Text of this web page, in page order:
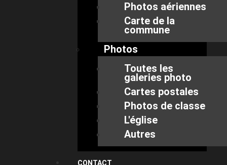
Photos aériennes
Carte de la
commune
Photos
Toutes les
galeries photo
Cartes postales
Photos de classe
L'église
Autres
CONTACT